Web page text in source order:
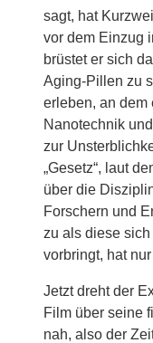
sagt, hat
vor dem Einzug
brüstet er sich
Aging-Pillen zu
erleben, an dem
Nanotechnik
zur
„Gesetz“, laut
über die
Forschern und
zu als diese
vorbringt, hat
Jetzt dreht der
Film über seine
nah, also der